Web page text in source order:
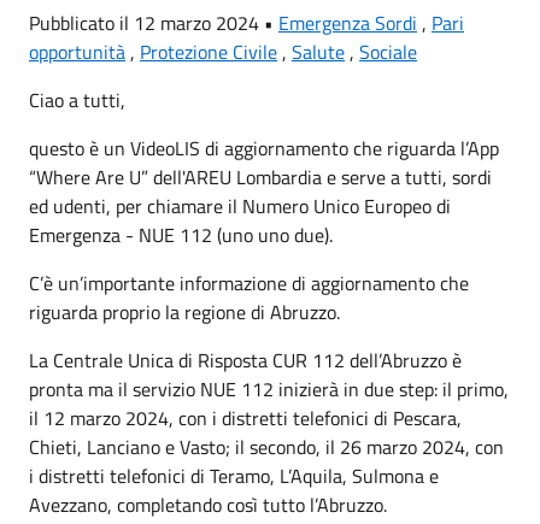
Pubblicato il 12 marzo 2024 • Emergenza Sordi , Pari
opportunità, Protezione Civile, Salute, Sociale
Ciao a tutti,
questo è un VideoLIS di aggiornamento che riguarda l’App
“Where Are U” dell'AREU Lombardia e serve a tutti, sordi
ed udenti, per chiamare il Numero Unico Europeo di
Emergenza - NUE 112 (uno uno due).
C’è un’importante informazione di aggiornamento che
riguarda proprio la regione di Abruzzo.
La Centrale Unica di Risposta CUR 112 dell’Abruzzo è
pronta ma il servizio NUE 112 inizierà in due step: il primo,
il 12 marzo 2024, con i distretti telefonici di Pescara,
Chieti, Lanciano e Vasto; il secondo, il 26 marzo 2024, con
i distretti telefonici di Teramo, L’Aquila, Sulmona e
Avezzano, completando così tutto l’Abruzzo.